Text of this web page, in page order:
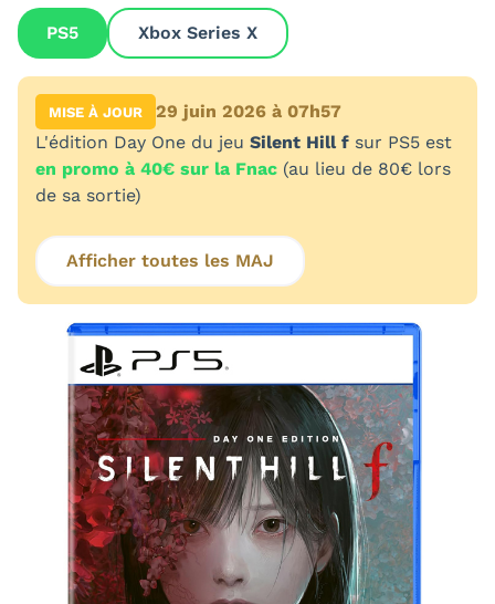
PS5 Xbox Series X
MISE À JOUR
29 juin 2026 à 07h57
L'édition Day One du jeu Silent Hill f sur PS5 est
en promo à 40€ sur la Fnac (au lieu de 80€ lors
de sa sortie)
Afficher toutes les MAJ